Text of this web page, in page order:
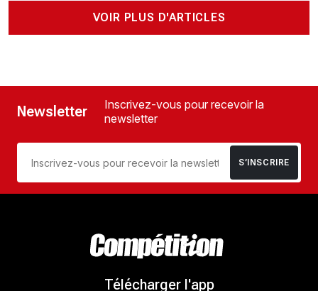
VOIR PLUS D'ARTICLES
Newsletter
Inscrivez-vous pour recevoir la
newsletter
S’INSCRIRE
Télécharger l'app